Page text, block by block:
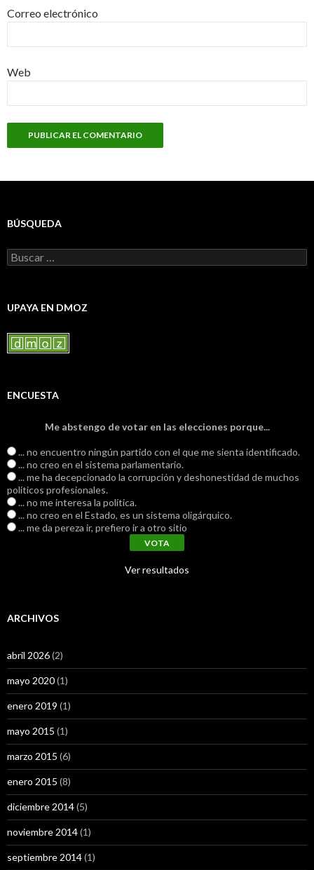
Correo electrónico
Web
BÚSQUEDA
Buscar:
UPAYA EN DMOZ
ENCUESTA
Me abstengo de votar en las elecciones porque...
... no encuentro ningún partido con el que me sienta identificado.
... no creo en el sistema parlamentario.
... me ha decepcionado la corrupción y deshonestidad de muchos
políticos profesionales.
... no me interesa la política.
... no creo en el Estado, es un sistema oligárquico.
... me da pereza ir, prefiero ir a otro sitio
Ver resultados
ARCHIVOS
abril 2026(2)
mayo 2020(1)
enero 2019 (1)
mayo 2015 (1)
marzo 2015 (6)
enero 2015 (8)
diciembre 2014(5)
noviembre 2014(1)
septiembre 2014(1)